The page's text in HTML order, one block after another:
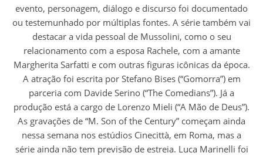
evento, personagem, diálogo e discurso foi documentado
ou testemunhado por múltiplas fontes. A série também vai
destacar a vida pessoal de Mussolini, como o seu
relacionamento com a esposa Rachele, com a amante
Margherita Sarfatti e com outras figuras icônicas da época.
A atração foi escrita por Stefano Bises (“Gomorra”) em
parceria com Davide Serino (“The Comedians”). Já a
produção está a cargo de Lorenzo Mieli (“A Mão de Deus”).
As gravações de “M. Son of the Century” começam ainda
nessa semana nos estúdios Cinecittà, em Roma, mas a
série ainda não tem previsão de estreia. Luca Marinelli foi